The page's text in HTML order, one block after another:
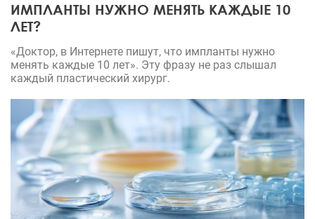
ИМПЛАНТЫ НУЖНО МЕНЯТЬ КАЖДЫЕ 10
ЛЕТ?
«Доктор, в Интернете пишут, что импланты нужно
менять каждые 10 лет». Эту фразу не раз слышал
каждый пластический хирург.